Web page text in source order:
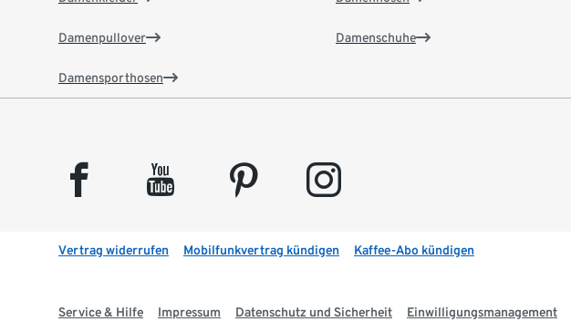
Damenpullover
Damensporthosen
Damenschuhe
facebook youtube pinterest instagram
Vertrag widerrufen Mobilfunkvertrag kündigen Kaffee-Abo kündigen
Service & Hilfe Impressum Datenschutz und Sicherheit Einwilligungsmanagement